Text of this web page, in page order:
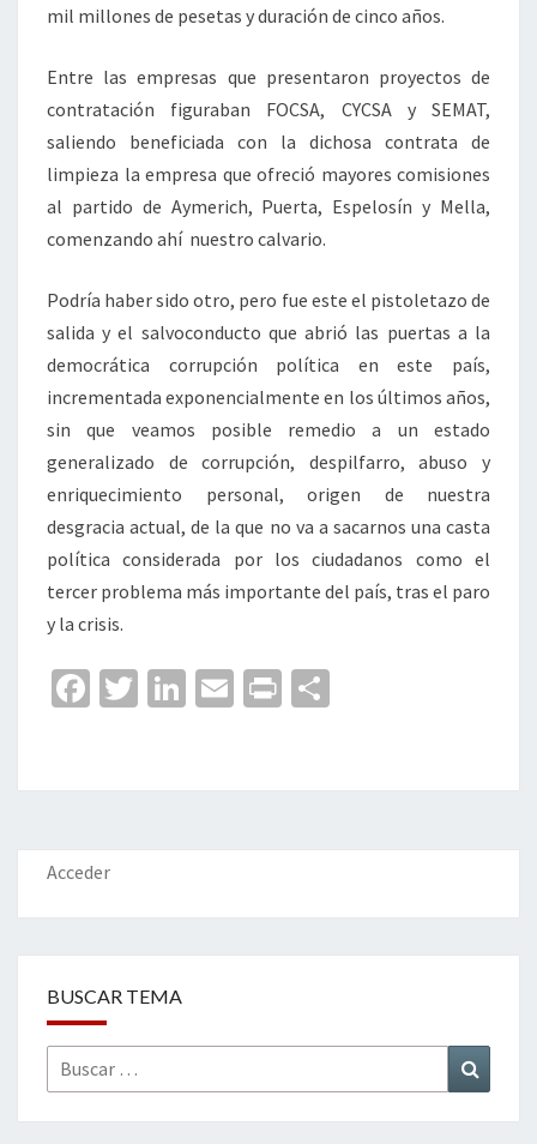
mil millones de pesetas y duración de cinco años.
Entre las empresas que presentaron proyectos de
contratación figuraban FOCSA, CYCSA y SEMAT,
saliendo beneficiada con la dichosa contrata de
limpieza la empresa que ofreció mayores comisiones
al partido de Aymerich, Puerta, Espelosín y Mella,
comenzando ahí nuestro calvario.
Podría haber sido otro, pero fue este el pistoletazo de
salida y el salvoconducto que abrió las puertas a la
democrática corrupción política en este país,
incrementada exponencialmente en los últimos años,
sin que veamos posible remedio a un estado
generalizado de corrupción, despilfarro, abuso y
enriquecimiento personal, origen de nuestra
desgracia actual, de la que no va a sacarnos una casta
política considerada por los ciudadanos como el
tercer problema más importante del país, tras el paro
y la crisis.
Fa
o
o
k
T
er
Li
dI
n
E
l
Pr
p
ar
Acceder
BUSCAR TEMA
Buscar
por: